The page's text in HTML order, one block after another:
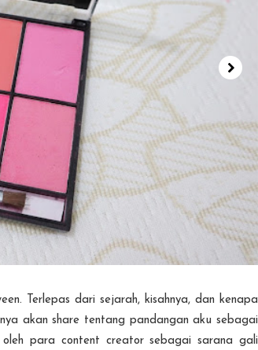
Terlepas dari sejarah, kisahnya, dan kenapa
akan share tentang pandangan aku sebagai
para content creator sebagai sarana gali